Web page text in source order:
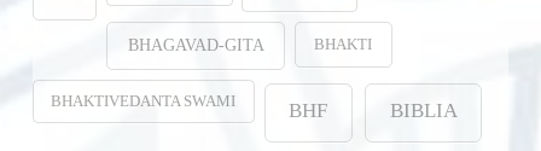
BHAGAVAD-GITA BHAKTI
BHAKTIVEDANTA SWAMI BHF BIBLIA